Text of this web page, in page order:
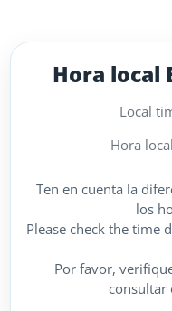
Hora local
Local
Hora
Ten en cuenta la
los
Please check the time
Por favor,
consultar